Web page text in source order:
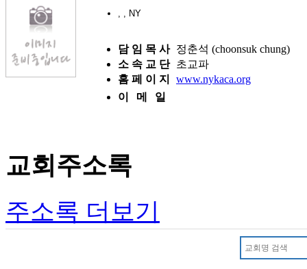
, , NY
담 임 목 사 정춘석 (choonsuk chung)
소 속 교 단 초교파
홈 페 이 지
www.nykaca.org
이 메 일
교회주소록
주소록 더보기